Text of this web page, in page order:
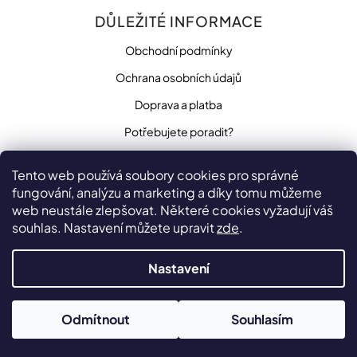
Tento web používá soubory cookies pro správné
fungování, analýzu a marketing a díky tomu můžeme
web neustále zlepšovat. Některé cookies vyžadují váš
souhlas. Nastavení můžete upravitzde.
Nastavení
Odmítnout Souhlasím
DŮLEŽITÉ INFORMACE
Obchodní podmínky
Ochrana osobních údajů
Doprava a platba
Potřebujete poradit?
SLEDUJTE NÁS
Vytvořilo na platformě
Shoptet
Copyright 2026penzista.net
. Všechna práva vyhrazena.
Upravit nastavení cookies